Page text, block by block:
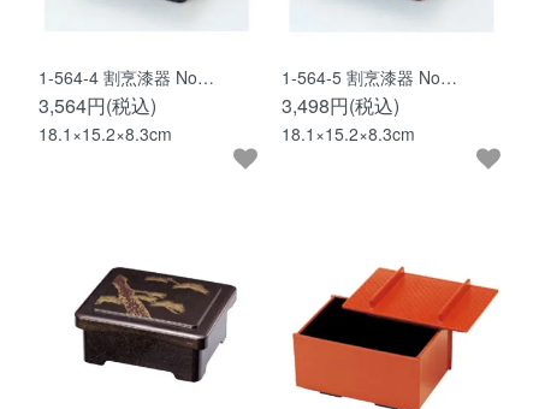
1-564-4 割烹漆器 No…
3,564円(税込)
18.1×15.2×8.3cm
1-564-5 割烹漆器 No…
3,498円(税込)
18.1×15.2×8.3cm